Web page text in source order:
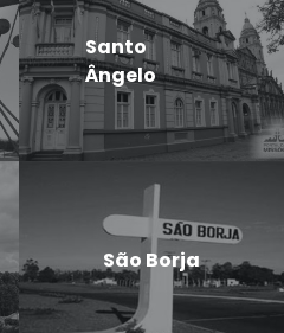
Santo
Ângelo
São Borja